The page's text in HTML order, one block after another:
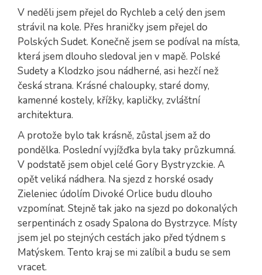
V neděli jsem přejel do Rychleb a celý den jsem
strávil na kole. Přes hraničky jsem přejel do
Polských Sudet. Konečně jsem se podíval na místa,
která jsem dlouho sledoval jen v mapě. Polské
Sudety a Klodzko jsou nádherné, asi hezčí než
česká strana. Krásné chaloupky, staré domy,
kamenné kostely, křížky, kapličky, zvláštní
architektura.
A protože bylo tak krásně, zůstal jsem až do
pondělka. Poslední vyjížďka byla taky průzkumná.
V podstatě jsem objel celé Gory Bystryzckie. A
opět veliká nádhera. Na sjezd z horské osady
Zieleniec údolím Divoké Orlice budu dlouho
vzpomínat. Stejně tak jako na sjezd po dokonalých
serpentinách z osady Spalona do Bystrzyce. Místy
jsem jel po stejných cestách jako před týdnem s
Matýskem. Tento kraj se mi zalíbil a budu se sem
vracet.